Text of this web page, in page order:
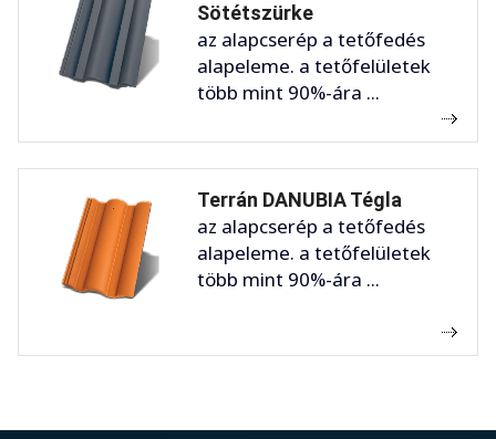
Sötétszürke
az alapcserép a tetőfedés
alapeleme. a tetőfelületek
több mint 90%-ára ...
Terrán DANUBIA Tégla
az alapcserép a tetőfedés
alapeleme. a tetőfelületek
több mint 90%-ára ...